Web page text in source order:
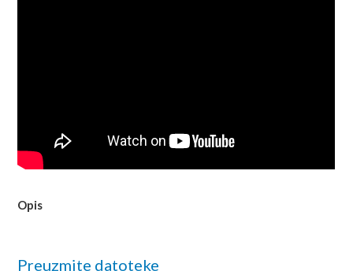
Opis
Preuzmite datoteke